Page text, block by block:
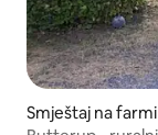
Smještaj na